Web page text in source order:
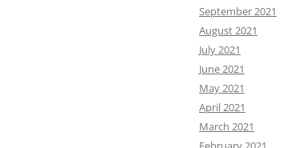
September 2021
August 2021
July 2021
June 2021
May 2021
April 2021
March 2021